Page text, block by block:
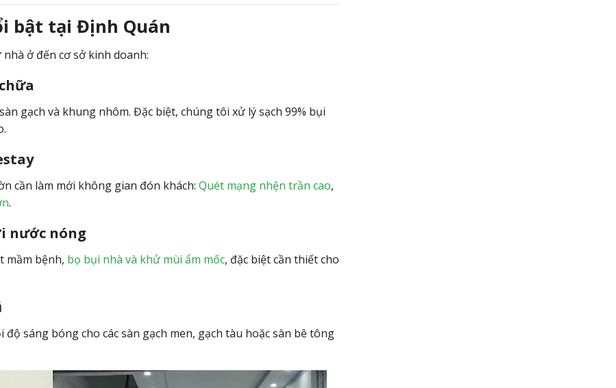
bật tại Định Quán
ở đến cơ sở kinh doanh:
gạch và khung nhôm. Đặc biệt, chúng tôi xử lý sạch 99% bụi
cần làm mới không gian đón khách: Quét mạng nhện trần cao,
.
nước nóng
mầm bệnh, bọ bụi nhà và khử mùi ẩm mốc, đặc biệt cần thiết cho
độ sáng bóng cho các sàn gạch men, gạch tàu hoặc sàn bê tông